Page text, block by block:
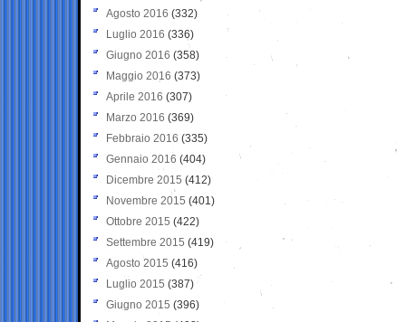
Agosto 2016 (332)
Luglio 2016 (336)
Giugno 2016 (358)
Maggio 2016 (373)
Aprile 2016 (307)
Marzo 2016 (369)
Febbraio 2016 (335)
Gennaio 2016 (404)
Dicembre 2015 (412)
Novembre 2015 (401)
Ottobre 2015 (422)
Settembre 2015 (419)
Agosto 2015 (416)
Luglio 2015 (387)
Giugno 2015 (396)